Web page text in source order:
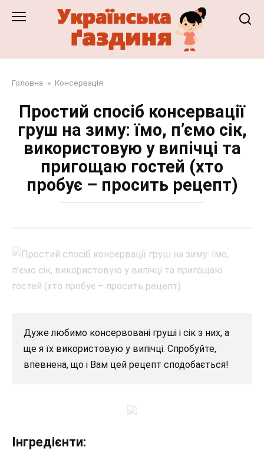
Головна » Консервація
Простий спосіб консервації
груш на зиму: їмо, п’ємо сік,
використовую у випічці та
пригощаю гостей (хто
пробує – просить рецепт)
Дуже любимо консервовані груші і сік з них, а
ще я їх використовую у випічці. Спробуйте,
впевнена, що і Вам цей рецепт сподобається!
Інгредієнти: